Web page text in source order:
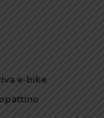
e-bike